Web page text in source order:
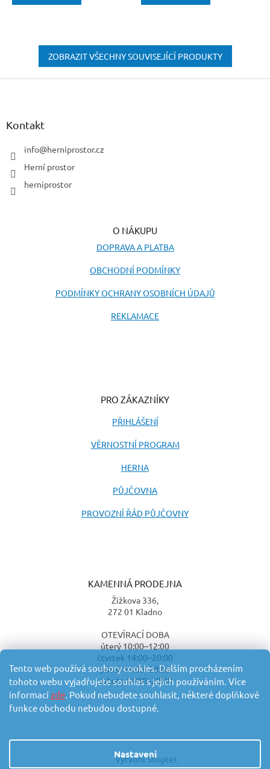
Tento web používá soubory cookies. Dalším procházením
tohoto webu vyjadřujete souhlas s jejich používáním. Více
informacízde. Pokud nebudete souhlasit, některé doplňkové
funkce obchodu nebudou dostupné.
Nastavení
ZOBRAZIT VŠECHNY SOUVISEJÍCÍ PRODUKTY
Z
Kontakt
info@herniprostor.cz
Herní prostor
herniprostor
O NÁKUPU
DOPRAVA A PLATBA
OBCHODNÍ PODMÍNKY
PODMÍNKY OCHRANY OSOBNÍCH ÚDAJŮ
REKLAMACE
PRO ZÁKAZNÍKY
PŘIHLÁŠENÍ
VĚRNOSTNÍ PROGRAM
HERNA
PŮJČOVNA
PROVOZNÍ ŘÁD PŮJČOVNY
KAMENNÁ PRODEJNA
Žižkova 336,
272 01 Kladno
OTEVÍRACÍ DOBA
úterý 10:00–12:00
čtvrtek 14:00–20:00
pátek 14:00–20:00
sobota 14:00–20:00
Vytvořil Shoptet